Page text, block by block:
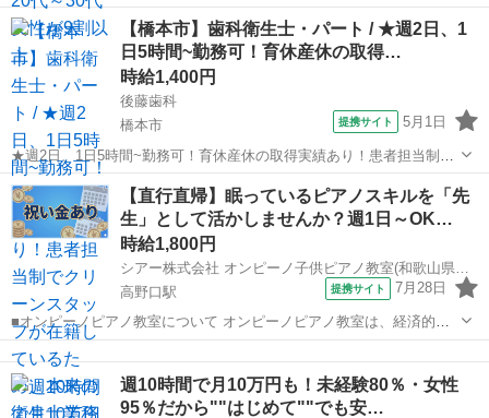
と楽しくお話しするだけ。 在籍ライバーの9割以上が20代～30代の女
性。 同世代が多く、未経験からでも始めやすい環境です。 スマホアプ
リを使ったライブ配...
和歌山 橋本市 学文路駅 イベントスタッフ
【橋本市】歯科衛生士・パート / ★週2日、1
日5時間~勤務可！育休産休の取得…
時給1,400円
後藤歯科
橋本市
提携サイト 5月1日
★週2日、1日5時間~勤務可！育休産休の取得実績あり！患者担当制で
クリーンスタッフが在籍しているため、本来の衛生士業務に集中して
お仕事に取り組んでいただけます！★ 時給： 1,400円~1,800円 アクセ
ス：高野線 紀...
和歌山 橋本市 歯科衛生士
【直行直帰】眠っているピアノスキルを「先
生」として活かしませんか？週1日～OK…
時給1,800円
高野口駅
提携サイト 7月28日
■オンピーノピアノ教室について オンピーノピアノ教室は、経済的な
事情に左右されることなく、すべての子どもたちが平等に音楽を学べ
る場所をつくりたい!という想いから生まれました。 出張レッスンとい
う形を採用することで、 「近...
和歌山
週10時間で月10万円も！未経験80％・女性
95％だから""はじめて""でも安…